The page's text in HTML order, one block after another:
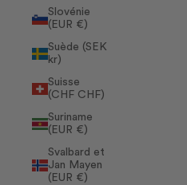
Slovénie
(EUR €)
Suède (SEK
kr)
Suisse
(CHF CHF)
Suriname
(EUR €)
Svalbard et
Jan Mayen
(EUR €)